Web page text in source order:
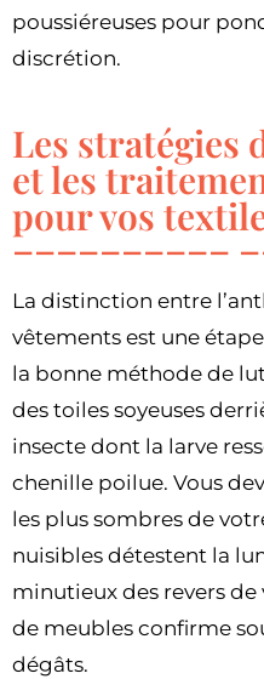
poussiéreuses pour
discrétion.
Les stratégies
et les
pour vos
La distinction entre
vêtements est une
la bonne méthode de
des toiles soyeuses
insecte dont la larve
chenille poilue. Vous
les plus sombres de
nuisibles détestent la
minutieux des revers de
de meubles confirme
dégâts.